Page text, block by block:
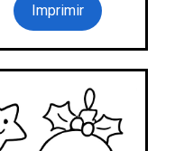
Imprimir